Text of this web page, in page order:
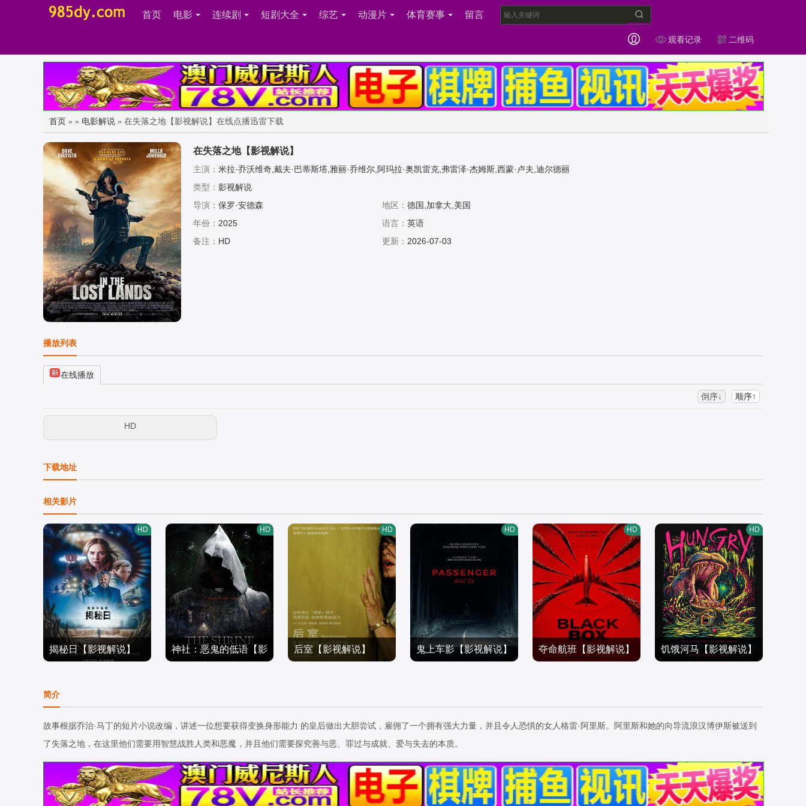
首页 电影 连续剧 短剧大全 综艺 动漫片 体育赛事 留言
二维码
观看记录
首页 » » 电影解说 » 在失落之地【影视解说】在线点播迅雷下载
在失落之地【影视解说】
主演： 米拉·乔沃维奇,戴夫·巴蒂斯塔,雅丽·乔维尔,阿玛拉·奥凯雷克,弗雷泽·杰姆斯,西蒙·卢夫,迪尔德丽
·穆林斯,塞巴斯蒂安·斯坦齐维兹,Tue,Lunding,Jacek,Dzisiewicz,伊恩·汉摩尔,艾维琳·霍尔,Kamila,Klam
ut,凯奥林·斯普林加尔,Jan,Kowalewski,Pawel,Wysocki,Tomasz,Cymerman,Nicolas,Stone
类型： 影视解说
导演： 保罗·安德森 地区： 德国,加拿大,美国
年份： 2025 语言： 英语
备注： HD 更新： 2026-07-03
播放列表
在线播放
倒序↓ 顺序↑
HD
下载地址
相关影片
揭秘日【影视解说】
迈克尔·加斯顿,伊芙·休森,
艾米莉·布朗特,科尔曼·多
明戈,库利·卡尔文,乔什·奥
康纳,科林·费尔斯,亨利·劳
埃德-休斯,怀亚特·罗素,克
里斯·西尔科克,埃利奥特·
维拉尔,汤米·马丁内兹,加
电影解说
2026/美国
HD
神社：恶鬼的低语【影
2026/韩国,日本
HD
后室【影视解说】
斯达尔,托比·哈格雷夫,雷
娜特·赖因斯夫,卢基塔·麦
克斯韦尔,芬恩·本尼特,米
拉尼亚·克尔,菲利普·格兰
杰,帕特里克·贝纳姆
2026/美国
HD
鬼上车影【影视解说】
特斯,卢·洛贝尔,德薇埃尔·
约翰逊,邦妮·迪肖恩,布雷
特·贝德罗西安,杰西卡·克
鲁兹
2026/美国
HD
夺命航班【影视解说】
汉娜克·塔波特,Danny·Ma
c,特蕾莎·森登·加西亚,戴
·赖特,Anton·Trendafilov,
Asa·Ali,卡雅·陈,Betsy-Blu
e·English,乔治·S·乔杰弗,
2026/美国
HD
饥饿河马【影视解说】
蒂森·达文波特,奥利维亚·
伯恩斯顿,萨曼莎·考格兰,
帕迪,瑞弗·柯达克,米歇尔·
库利尔,Matthew·Charlery
-Smith
2026/英国,美国
HD
简介
故事根据乔治·马丁的短片小说改编，讲述一位想要获得变换身形能力 的皇后做出大胆尝试，雇佣了一个拥有强大力量，并且令人恐惧的女人格雷·阿里斯。阿里斯和她的向导流浪汉博伊斯被送到
了失落之地，在这里他们需要用智慧战胜人类和恶魔，并且他们需要探究善与恶、罪过与成就、爱与失去的本质。